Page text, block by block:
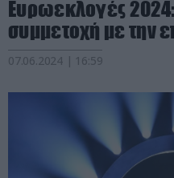
Ευρωεκλογές 2024:
συμμετοχή με την
07.06.2024 | 16:59